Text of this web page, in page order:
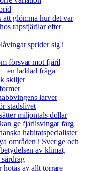
att glömma hur det var
rapsfjärilar efter
sprider sig i
försvar mot fjäril
en laddad fråga
skiljer
larver
stadslivet
miljontals dollar
ge fjärilsvingar färg
habitatspecialister
områden i Sverige och
av klimat,
hotas av allt torrare